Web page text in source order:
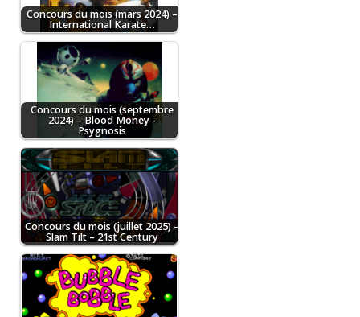
Concours du mois (mars 2024) –
International Karate…
Concours du mois (septembre
2024) – Blood Money -
Psygnosis
Concours du mois (juillet 2025) –
Slam Tilt – 21st Century